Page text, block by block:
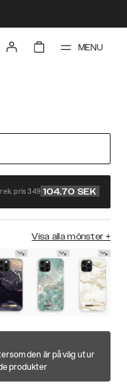
MENU
rek. pris 349 104.70 SEK
Visa alla mönster +
den är på väg ut ur
produkter